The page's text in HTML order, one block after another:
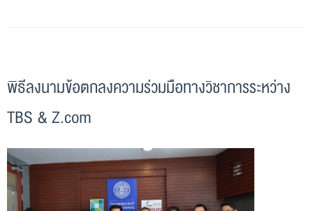
พิธีลงนามข้อตกลงความร่วมมือทางวิชาการระหว่าง
TBS & Z.com